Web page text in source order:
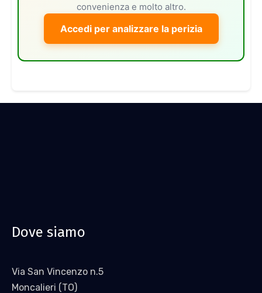
convenienza e molto altro.
Accedi per analizzare la perizia
Dove siamo
Via San Vincenzo n.5
Moncalieri (TO)